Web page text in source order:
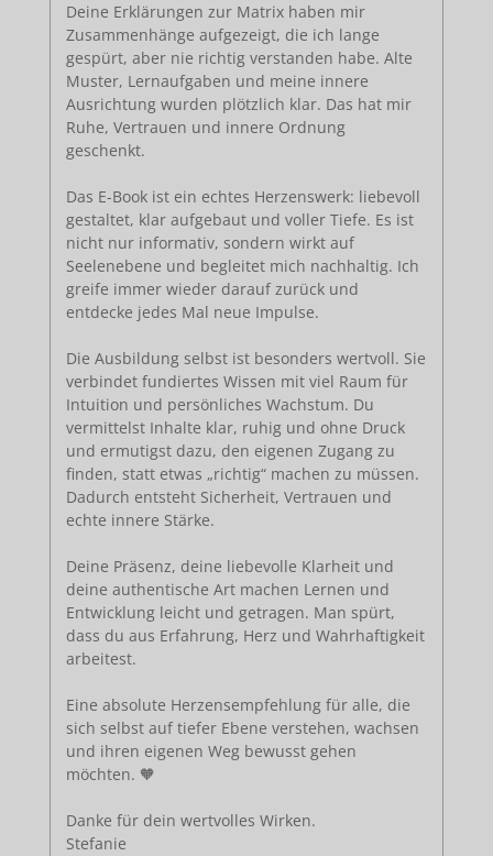
Deine Erklärungen zur Matrix haben mir
Zusammenhänge aufgezeigt, die ich lange
gespürt, aber nie richtig verstanden habe. Alte
Muster, Lernaufgaben und meine innere
Ausrichtung wurden plötzlich klar. Das hat mir
Ruhe, Vertrauen und innere Ordnung
geschenkt.
Das E-Book ist ein echtes Herzenswerk: liebevoll
gestaltet, klar aufgebaut und voller Tiefe. Es ist
nicht nur informativ, sondern wirkt auf
Seelenebene und begleitet mich nachhaltig. Ich
greife immer wieder darauf zurück und
entdecke jedes Mal neue Impulse.
Die Ausbildung selbst ist besonders wertvoll. Sie
verbindet fundiertes Wissen mit viel Raum für
Intuition und persönliches Wachstum. Du
vermittelst Inhalte klar, ruhig und ohne Druck
und ermutigst dazu, den eigenen Zugang zu
finden, statt etwas „richtig“ machen zu müssen.
Dadurch entsteht Sicherheit, Vertrauen und
echte innere Stärke.
Deine Präsenz, deine liebevolle Klarheit und
deine authentische Art machen Lernen und
Entwicklung leicht und getragen. Man spürt,
dass du aus Erfahrung, Herz und Wahrhaftigkeit
arbeitest.
Eine absolute Herzensempfehlung für alle, die
sich selbst auf tiefer Ebene verstehen, wachsen
und ihren eigenen Weg bewusst gehen
möchten. 🧡
Danke für dein wertvolles Wirken.
Stefanie